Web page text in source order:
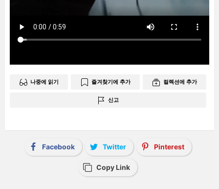
나중에 읽기 즐겨찾기에 추가 컬렉션에 추가
신고
Facebook Twitter Pinterest
Copy Link